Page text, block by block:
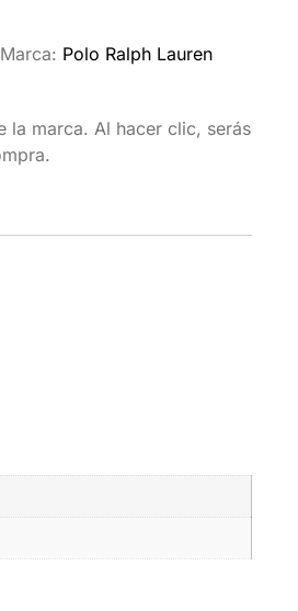
Marca: Polo Ralph Lauren
la marca. Al hacer clic, serás